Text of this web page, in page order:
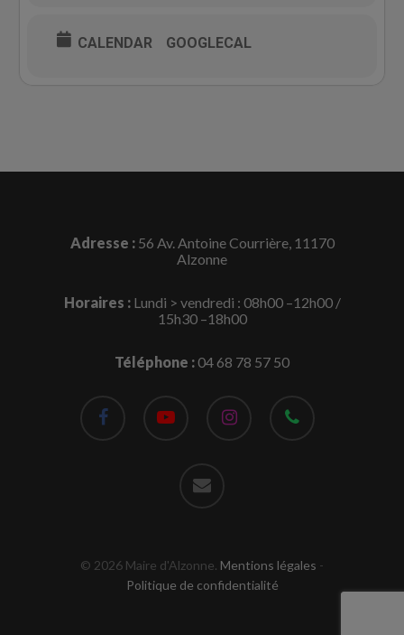
CALENDAR GOOGLECAL
Adresse : 56 Av. Antoine Courrière, 11170
Alzonne
Horaires :Lundi > vendredi : 08h00 –12h00 /
15h30 –18h00
Téléphone :04 68 78 57 50
facebook instagram phone
© 2026 Maire d'Alzonne. Mentions légales -
Politique de confidentialité